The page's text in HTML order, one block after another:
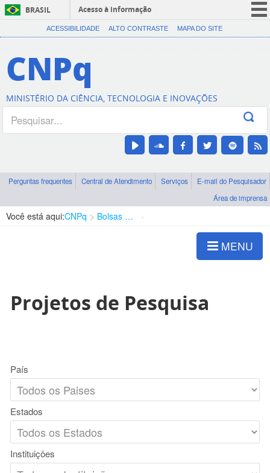
BRASIL
Acesso à informação
CORONAVÍRUS (COVID-19)
Canais
ACESSIBILIDADE ALTO CONTRASTE MAPA DO SITE
CNPq
MINISTÉRIO DA CIÊNCIA, TECNOLOGIA E INOVAÇÕES
Perguntas frequentes Central de Atendimento Serviços
E-mail do Pesquisador
Área de imprensa
Você está aqui:CNPq Bolsas e Auxílios Vigentes
MENU
Projetos de Pesquisa
País
Estados
Instituições